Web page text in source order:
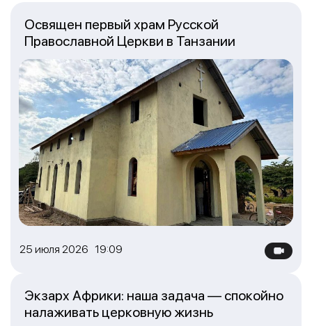
25 июля 2026 19:09
Освящен первый храм Русской
Православной Церкви в Танзании
Экзарх Африки: наша задача — спокойно
налаживать церковную жизнь